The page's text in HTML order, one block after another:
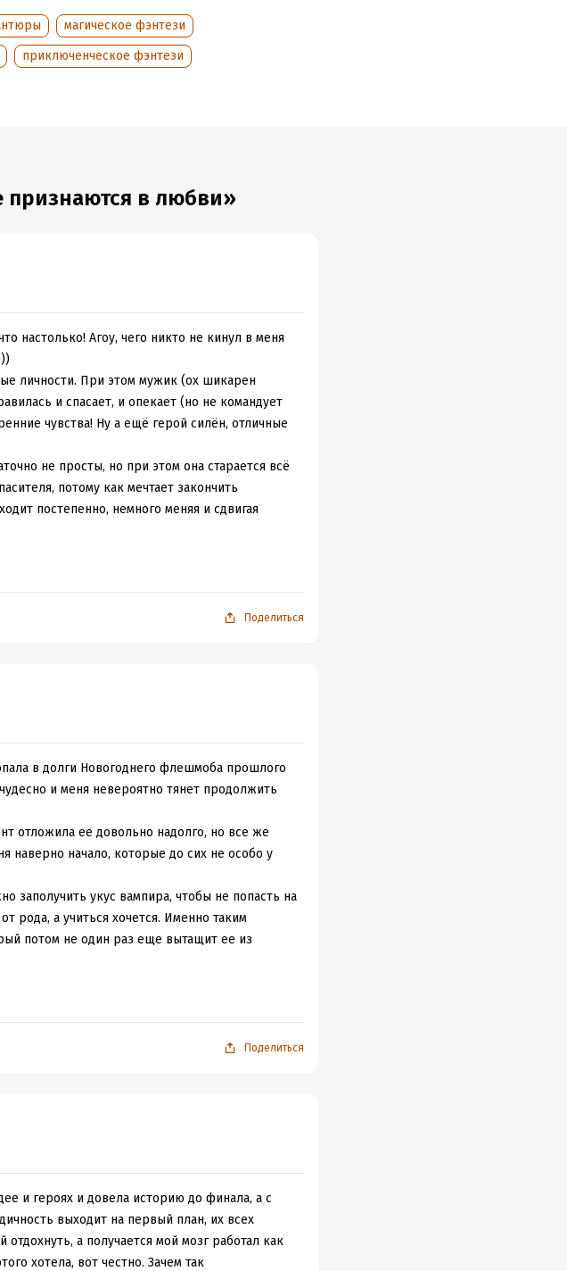
магическое фэнтези
приключенческое фэнтези
в любви»
настолько! Агоу, чего никто не кинул в меня
личности. При этом мужик (ох шикарен
и спасает, и опекает (но не командует
чувства! Ну а ещё герой силён, отличные
не просты, но при этом она старается всё
потому как мечтает закончить
постепенно, немного меняя и сдвигая
Поделиться
в долги Новогоднего флешмоба прошлого
и меня невероятно тянет продолжить
отложила ее довольно надолго, но все же
наверно начало, которые до сих не особо у
заполучить укус вампира, чтобы не попасть на
рода, а учиться хочется. Именно таким
потом не один раз еще вытащит ее из
магия грез (иллюзий) все же не такая
главную героиню. Иногда мне
но автор так тонко этот момент обыграла.
некоторые черты его характера мне тоже
соседка главной героини. Классная
Поделиться
и героях и довела историю до финала, а с
выходит на первый план, их всех
а получается мой мозг работал как
хотела, вот честно. Зачем так